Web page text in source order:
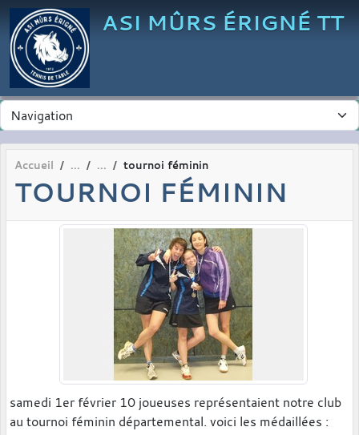
ASI MÛRS ÉRIGNÉ TT
Accueil tournoi féminin
TOURNOI FÉMININ
samedi 1er février 10 joueuses représentaient notre club
au tournoi féminin départemental. voici les médaillées :
Panneau de gestion des cookies